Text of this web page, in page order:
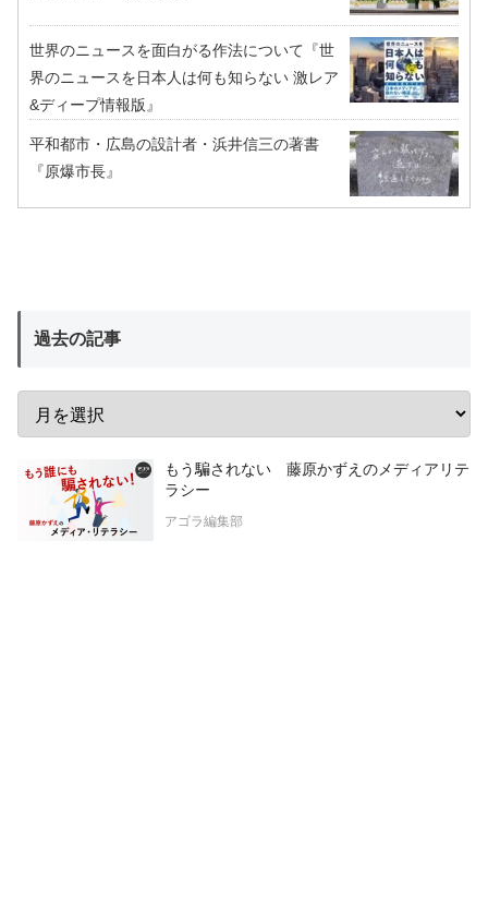
世界のニュースを面白がる作法について『世
界のニュースを日本人は何も知らない 激レア
&ディープ情報版』
平和都市・広島の設計者・浜井信三の著書
『原爆市長』
過去の記事
もう騙されない 藤原かずえのメディアリテ
ラシー
アゴラ編集部